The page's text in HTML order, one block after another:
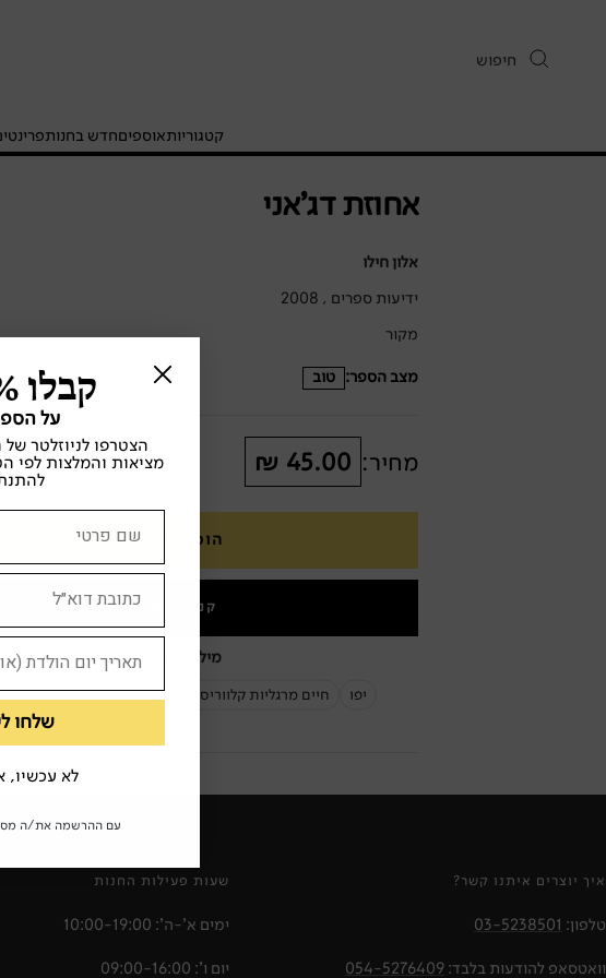
קטגוריותאוספיםחדש בחנות
אחוזת דג'אני
אלון חילו
ידיעות ספרים , 2008
מקור
מצב הספר: טוב
מחיר: 45.00 ₪
הוספה לסל
קנה עכשיו
מילות מפתח:
יפו חיים מרגליות קלווריסקי פרס ספיר ספרות
איך יוצרים איתנו קשר?
טלפון: 03-5238501
וואטסאפ להודעות בלבד: 054-5276409
שעות פעילות החנות
ימים א'-ה': 10:00-19:00
יום ו': 09:00-16:00
קבלו 15% הנחה
על
הצטרפו לניוזלטר
מציאות והמלצות לפי
שלחו
לא עכשיו,
עם ההרשמה את/ה